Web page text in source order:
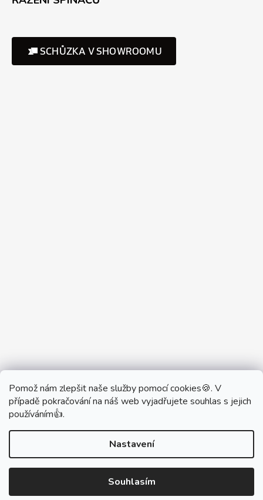
Pomož nám zlepšit naše služby pomocí cookies🍪. V
případě pokračování na náš web vyjadřujete souhlas s jejich
používáním👍.
Nastavení
Souhlasím
SCHŮZKA V SHOWROOMU
Partner Showroom MONOBRAND
Partner Eshop Monobrand.online
Vytvořil Shoptet
DŮM VYPÍNAČŮ